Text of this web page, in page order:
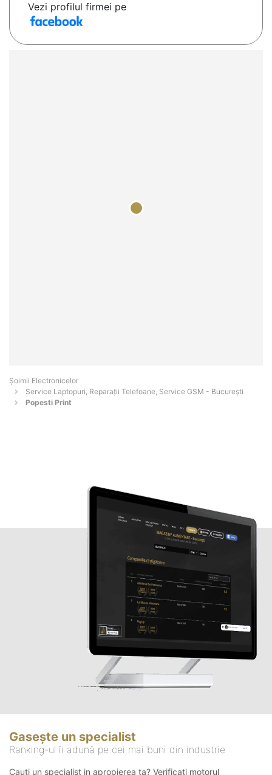
Vezi profilul firmei pe
Șoimii Electronicelor
Service Laptopuri, Reparații Telefoane, Service GSM - Bucureşti
Popesti Print
Gasește un specialist
Ranking-ul îi adună pe cei mai buni din industrie
Cauți un specialist in apropierea ta? Verificați motorul